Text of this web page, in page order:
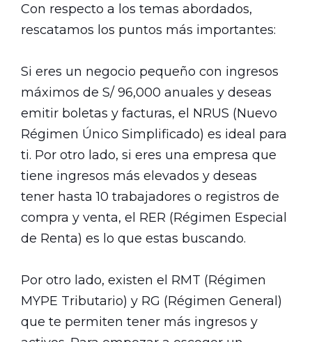
Con respecto a los temas abordados,
rescatamos los puntos más importantes:
Si eres un negocio pequeño con ingresos
máximos de S/ 96,000 anuales y deseas
emitir boletas y facturas, el NRUS (Nuevo
Régimen Único Simplificado) es ideal para
ti. Por otro lado, si eres una empresa que
tiene ingresos más elevados y deseas
tener hasta 10 trabajadores o registros de
compra y venta, el RER (Régimen Especial
de Renta) es lo que estas buscando.
Por otro lado, existen el RMT (Régimen
MYPE Tributario) y RG (Régimen General)
que te permiten tener más ingresos y